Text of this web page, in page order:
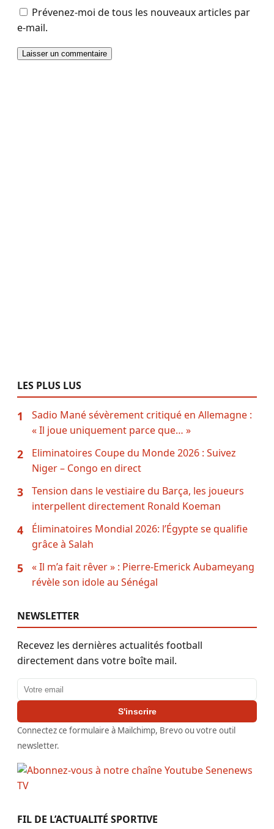
Prévenez-moi de tous les nouveaux articles par
e-mail.
LES PLUS LUS
1
Sadio Mané sévèrement critiqué en Allemagne :
« Il joue uniquement parce que… »
2
Eliminatoires Coupe du Monde 2026 : Suivez
Niger – Congo en direct
3
Tension dans le vestiaire du Barça, les joueurs
interpellent directement Ronald Koeman
4
Éliminatoires Mondial 2026: l’Égypte se qualifie
grâce à Salah
5
« Il m’a fait rêver » : Pierre-Emerick Aubameyang
révèle son idole au Sénégal
NEWSLETTER
Recevez les dernières actualités football
directement dans votre boîte mail.
Adresse email
S'inscrire
Connectez ce formulaire à Mailchimp, Brevo ou votre outil
newsletter.
FIL DE L’ACTUALITÉ SPORTIVE